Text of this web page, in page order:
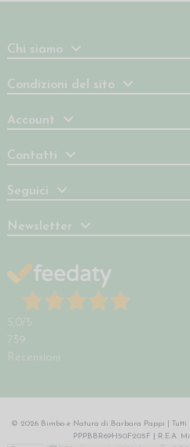
Chi siamo
Condizioni del sito
Account
Contatti
Seguici
Newsletter
5,0 /5
739
Recensioni
© 2026 Bimbo e Natura di Barbara Pappi | Tutti
PPPBBR69H50F205F | R.E.A.